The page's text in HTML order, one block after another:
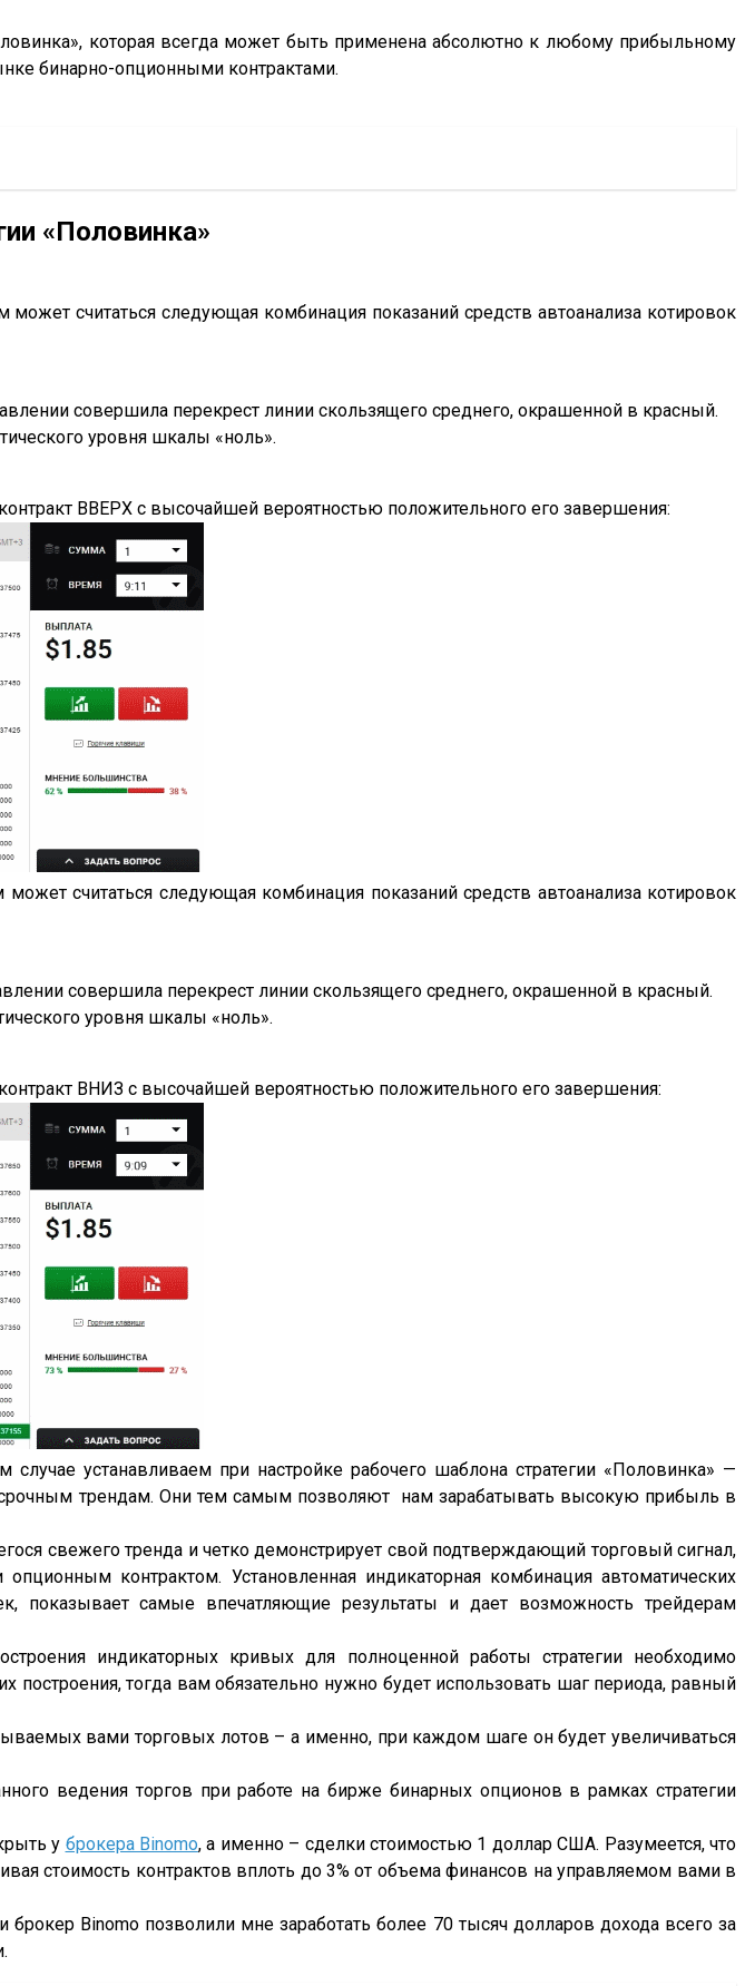
которая всегда может быть применена абсолютно к любому прибыльному
бинарно-опционными контрактами.
«Половинка»
считаться следующая комбинация показаний средств автоанализа котировок
совершила перекрест линии скользящего среднего, окрашенной в красный.
уровня шкалы «ноль».
ВВЕРХ с высочайшей вероятностью положительного его завершения:
считаться следующая комбинация показаний средств автоанализа котировок
совершила перекрест линии скользящего среднего, окрашенной в красный.
уровня шкалы «ноль».
ВНИЗ с высочайшей вероятностью положительного его завершения:
устанавливаем при настройке рабочего шаблона стратегии «Половинка» —
трендам. Они тем самым позволяют нам зарабатывать высокую прибыль в
свежего тренда и четко демонстрирует свой подтверждающий торговый сигнал,
контрактом. Установленная индикаторная комбинация автоматических
показывает самые впечатляющие результаты и дает возможность трейдерам
индикаторных кривых для полноценной работы стратегии необходимо
тогда вам обязательно нужно будет использовать шаг периода, равный
вами торговых лотов – а именно, при каждом шаге он будет увеличиваться
ведения торгов при работе на бирже бинарных опционов в рамках стратегии
у брокера Binomo, а именно – сделки стоимостью 1 доллар США. Разумеется, что
стоимость контрактов вплоть до 3% от объема финансов на управляемом вами в
Binomo позволили мне заработать более 70 тысяч долларов дохода всего за